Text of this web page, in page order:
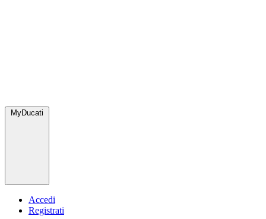
MyDucati
Accedi
Registrati